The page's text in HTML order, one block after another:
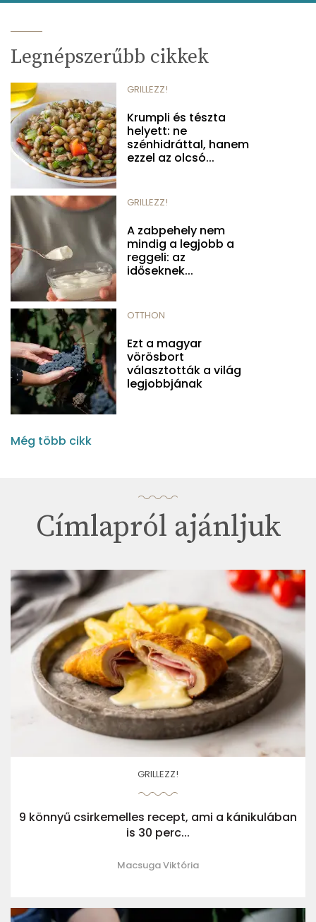
Legnépszerűbb cikkek
GRILLEZZ!
Krumpli és tészta
helyett: ne
szénhidráttal, hanem
ezzel az olcsó...
GRILLEZZ!
A zabpehely nem
mindig a legjobb a
reggeli: az
időseknek...
OTTHON
Ezt a magyar
vörösbort
választották a világ
legjobbjának
Még több cikk
Címlapról ajánljuk
GRILLEZZ!
9 könnyű csirkemelles recept, ami a kánikulában
is 30 perc...
Macsuga Viktória